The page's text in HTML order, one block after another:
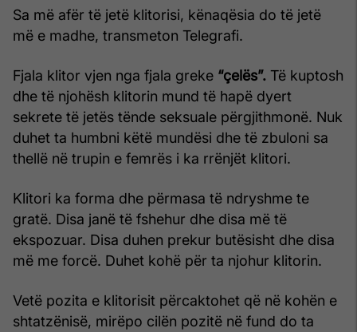
Sa më afër të jetë klitorisi, kënaqësia do të jetë
më e madhe, transmeton Telegrafi.
Fjala klitor vjen nga fjala greke “çelës”. Të kuptosh
dhe të njohësh klitorin mund të hapë dyert
sekrete të jetës tënde seksuale përgjithmonë. Nuk
duhet ta humbni këtë mundësi dhe të zbuloni sa
thellë në trupin e femrës i ka rrënjët klitori.
Klitori ka forma dhe përmasa të ndryshme te
gratë. Disa janë të fshehur dhe disa më të
ekspozuar. Disa duhen prekur butësisht dhe disa
më me forcë. Duhet kohë për ta njohur klitorin.
Vetë pozita e klitorisit përcaktohet që në kohën e
shtatzënisë, mirëpo cilën pozitë në fund do ta